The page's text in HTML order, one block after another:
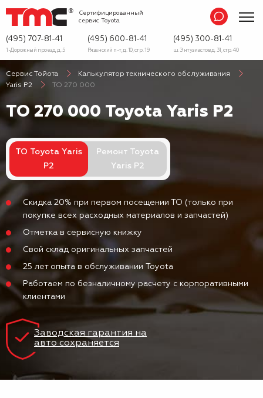
Сертифицированный
сервис Toyota
(495) 707-81-41
1-Дорожный проезд, д. 5
(495) 600-81-41
Рязанский п-т, д. 10, стр. 19
(495) 300-81-41
ш. Энтузиастов д. 31, стр. 40
Сервис Тойота
Калькулятор технического обслуживания
Yaris P2
ТО 270 000
ТО 270 000 Toyota Yaris P2
ТО Toyota Yaris
P2
Ремонт Toyota
Yaris P2
Скидка 20% при первом посещении ТО (только при
покупке всех расходных материалов и запчастей)
Отметка в сервисную книжку
Свой склад оригинальных запчастей
25 лет опыта в обслуживании Toyota
Работаем по безналичному расчету с корпоративными
клиентами
Заводская гарантия на
авто сохраняется